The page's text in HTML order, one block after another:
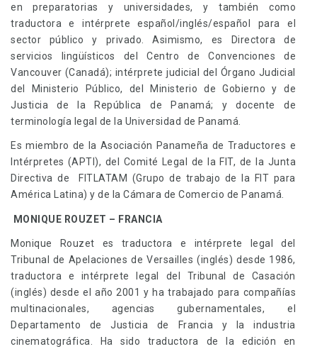
en preparatorias y universidades, y también como
traductora e intérprete español/inglés/español para el
sector público y privado. Asimismo, es Directora de
servicios lingüísticos del Centro de Convenciones de
Vancouver (Canadá); intérprete judicial del Órgano Judicial
del Ministerio Público, del Ministerio de Gobierno y de
Justicia de la República de Panamá; y docente de
terminología legal de la Universidad de Panamá.
Es miembro de la Asociación Panameña de Traductores e
Intérpretes (APTI), del Comité Legal de la FIT, de la Junta
Directiva de FITLATAM (Grupo de trabajo de la FIT para
América Latina) y de la Cámara de Comercio de Panamá.
MONIQUE ROUZET – FRANCIA
Monique Rouzet es traductora e intérprete legal del
Tribunal de Apelaciones de Versailles (inglés) desde 1986,
traductora e intérprete legal del Tribunal de Casación
(inglés) desde el año 2001 y ha trabajado para compañías
multinacionales, agencias gubernamentales, el
Departamento de Justicia de Francia y la industria
cinematográfica. Ha sido traductora de la edición en